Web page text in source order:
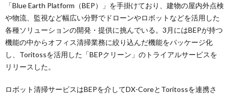
「Blue Earth Platform（BEP）」を手掛けており、建物の屋内外点検
や物流、監視など幅広い分野でドローンやロボットなどを活用した
各種ソリューションの開発・提供に挑んでいる。3月にはBEPが持つ
機能の中からオフィス清掃業務に絞り込んだ機能をパッケージ化
し、Toritossを活用した「BEPクリーン」のトライアルサービスを
リリースした。
ロボット清掃サービスはBEPを介してDX-CoreとToritossを連携さ